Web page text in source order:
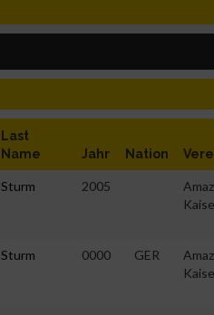
Last
Name
Jahr Nation
Sturm 2005
Sturm 0000 GER